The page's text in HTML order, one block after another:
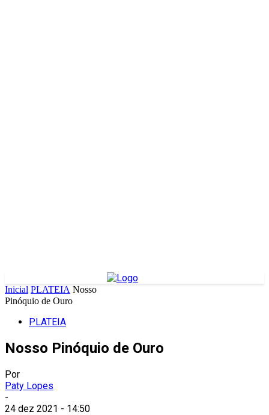
Inicial PLATEIA Nosso
Pinóquio de Ouro
PLATEIA
Nosso Pinóquio de Ouro
Por
Paty Lopes
-
24 dez 2021 - 14:50